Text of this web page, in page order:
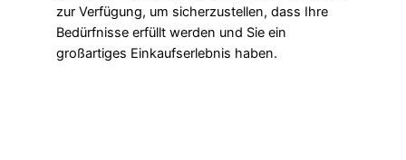
zur Verfügung, um sicherzustellen, dass Ihre
Bedürfnisse erfüllt werden und Sie ein
großartiges Einkaufserlebnis haben.